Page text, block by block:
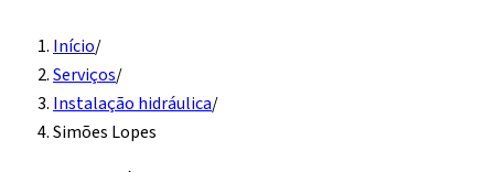
Início/
Serviços/
Instalação hidráulica/
Simões Lopes